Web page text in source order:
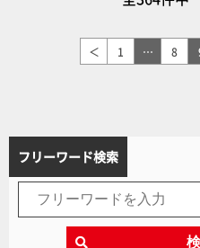
＜ 1 … 8
フリーワード検索